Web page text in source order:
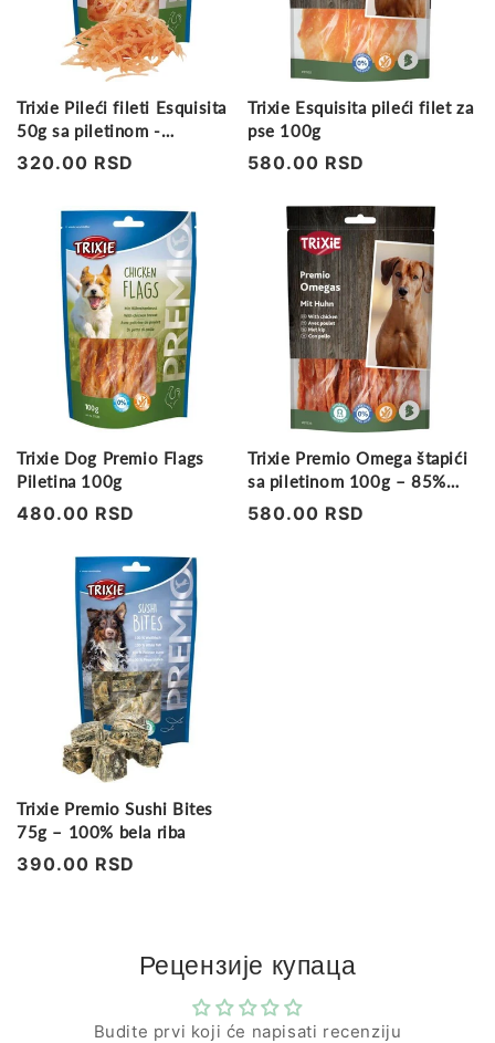
Trixie Pileći fileti Esquisita
50g sa piletinom -
poslastica za mačke
Regularna
320.00 RSD
Trixie Esquisita pileći filet za
pse 100g
Regularna
580.00 RSD
Trixie Dog Premio Flags
Piletina 100g
Regularna
480.00 RSD
Trixie Premio Omega štapići
sa piletinom 100g – 85%
mesa
Regularna
580.00 RSD
Trixie Premio Sushi Bites
75g – 100% bela riba
Regularna
390.00 RSD
Рецензије купаца
Budite prvi koji će napisati recenziju